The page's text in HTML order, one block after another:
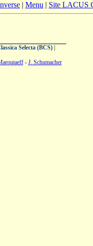
| Menu | Site LACUS
Selecta (BCS)|
- J. Schumacher